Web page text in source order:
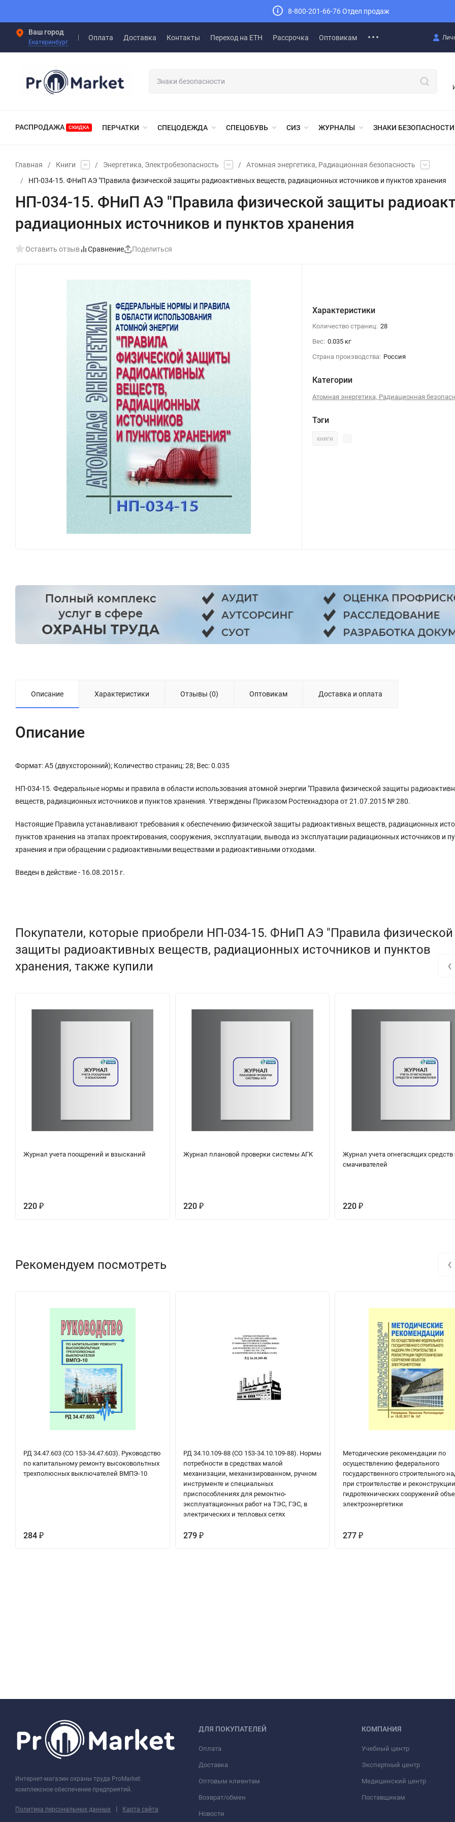
8-800-201-66-76 Отдел продаж
Ваш город
Екатеринбург
Оплата Доставка Контакты Переход на ЕТН Рассрочка Оптовикам
РАСПРОДАЖА СКИДКА ПЕРЧАТКИ СПЕЦОДЕЖДА СПЕЦОБУВЬ СИЗ ЖУРНАЛЫ ЗНАКИ БЕЗОПАСНОСТИ
Главная / Книги / Энергетика, Электробезопасность /
Атомная энергетика, Радиационная безопасность
/
НП-034-15. ФНиП АЭ "Правила физической защиты радиоактивных веществ, радиационных источников и пунктов хранения
НП-034-15. ФНиП АЭ "Правила физической защиты
радиационных источников и пунктов хранения
Оставить отзыв Сравнение Поделиться
Характеристики
Количество страниц: 28
Вес: 0.035 кг
Страна производства: Россия
Категории
Атомная энергетика, Радиационная
Тэги
книги
Описание Характеристики Отзывы (0) Оптовикам Доставка и оплата
Описание
Формат: А5 (двухсторонний); Количество страниц: 28; Вес: 0.035
НП-034-15. Федеральные нормы и правила в области использования атомной энергии "Правила физической защиты
веществ, радиационных источников и пунктов хранения. Утверждены Приказом Ростехнадзора от 21.07.2015 № 280.
Настоящие Правила устанавливают требования к обеспечению физической защиты радиоактивных веществ, радиационных
пунктов хранения на этапах проектирования, сооружения, эксплуатации, вывода из эксплуатации радиационных источников и
хранения и при обращении с радиоактивными веществами и радиоактивными отходами.
Введен в действие - 16.08.2015 г.
Покупатели, которые приобрели НП-034-15. ФНиП АЭ "Правила физической
защиты радиоактивных веществ, радиационных источников и пунктов
хранения, также купили
Журнал учета поощрений и взысканий
220 ₽
Журнал плановой проверки системы АГК
220 ₽
Журнал учета огнегасящих средств
смачивателей
220₽
‹
Рекомендуем посмотреть
РД 34.47.603 (СО 153-34.47.603). Руководство
по капитальному ремонту высоковольтных
трехполюсных выключателей ВМПЭ-10
284 ₽
РД 34.10.109-88 (СО 153-34.10.109-88). Нормы
потребности в средствах малой
механизации, механизированном, ручном
инструменте и специальных
приспособлениях для ремонтно-
эксплуатационных работ на ТЭС, ГЭС, в
электрических и тепловых сетях
279 ₽
Методические рекомендации по
осуществлению федерального
государственного строительного
при строительстве и реконструкции
гидротехнических сооружений
электроэнергетики
277₽
‹
Интернет-магазин охраны труда ProMarket:
комплексное обеспечение предприятий.
Политика персональных данных | Карта сайта
ДЛЯ ПОКУПАТЕЛЕЙ
Оплата
Доставка
Оптовым клиентам
Возврат/обмен
Новости
КОМПАНИЯ
Учебный центр
Экспертный центр
Медицинский центр
Поставщикам